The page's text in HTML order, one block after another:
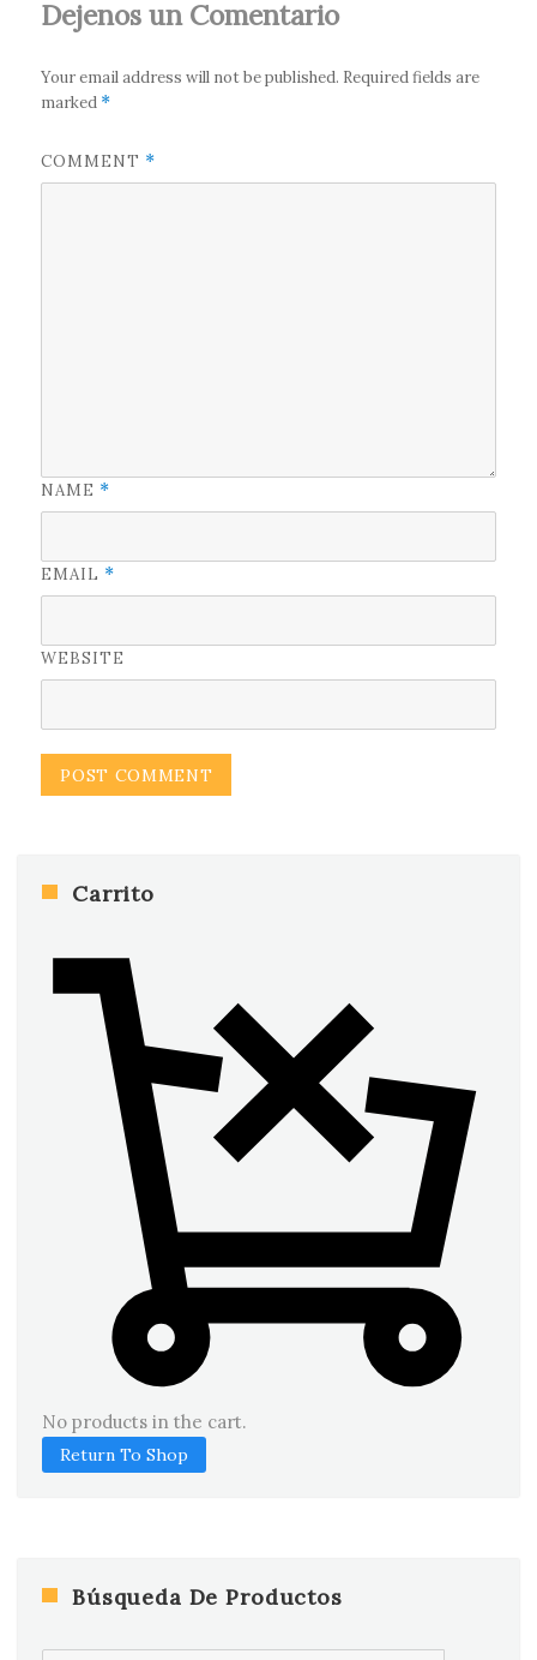
Dejenos un Comentario
Your email address will not be published. Required fields are
marked *
COMMENT *
NAME *
EMAIL *
WEBSITE
Carrito
No products in the cart.
Return To Shop
Búsqueda De Productos